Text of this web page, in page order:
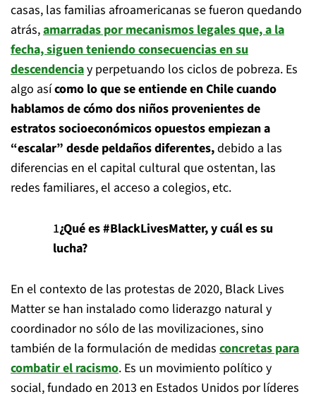
casas, las familias afroamericanas se fueron quedando
atrás,amarradas por mecanismos legales que, a la
fecha, siguen teniendo consecuencias en su
descendenciay perpetuando los ciclos de pobreza. Es
algo asícomo lo que se entiende en Chile cuando
hablamos de cómo dos niños provenientes de
estratos socioeconómicos opuestos empiezan a
“escalar” desde peldaños diferentes,debido a las
diferencias en el capital cultural que ostentan, las
redes familiares, el acceso a colegios, etc.
¿Qué es #BlackLivesMatter, y cuál es su
lucha?
En el contexto de las protestas de 2020, Black Lives
Matter se han instalado como liderazgo natural y
coordinador no sólo de las movilizaciones, sino
también de la formulación de medidas concretas para
combatir el racismo. Es un movimiento político y
social, fundado en 2013 en Estados Unidos por líderes